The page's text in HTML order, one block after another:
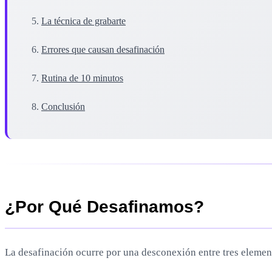
La técnica de grabarte
Errores que causan desafinación
Rutina de 10 minutos
Conclusión
¿Por Qué Desafinamos?
La desafinación ocurre por una desconexión entre tres